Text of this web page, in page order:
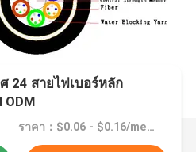
24 สายไฟเบอร์หลัก
ODM
ราคา：$0.06 - $0.16/meters